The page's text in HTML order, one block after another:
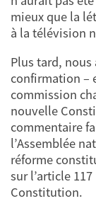
mieux que la
à la télévision
Plus tard,
confirmation –
commission
nouvelle
commentaire
l’Assemblée
réforme
sur l’article
Constitution.